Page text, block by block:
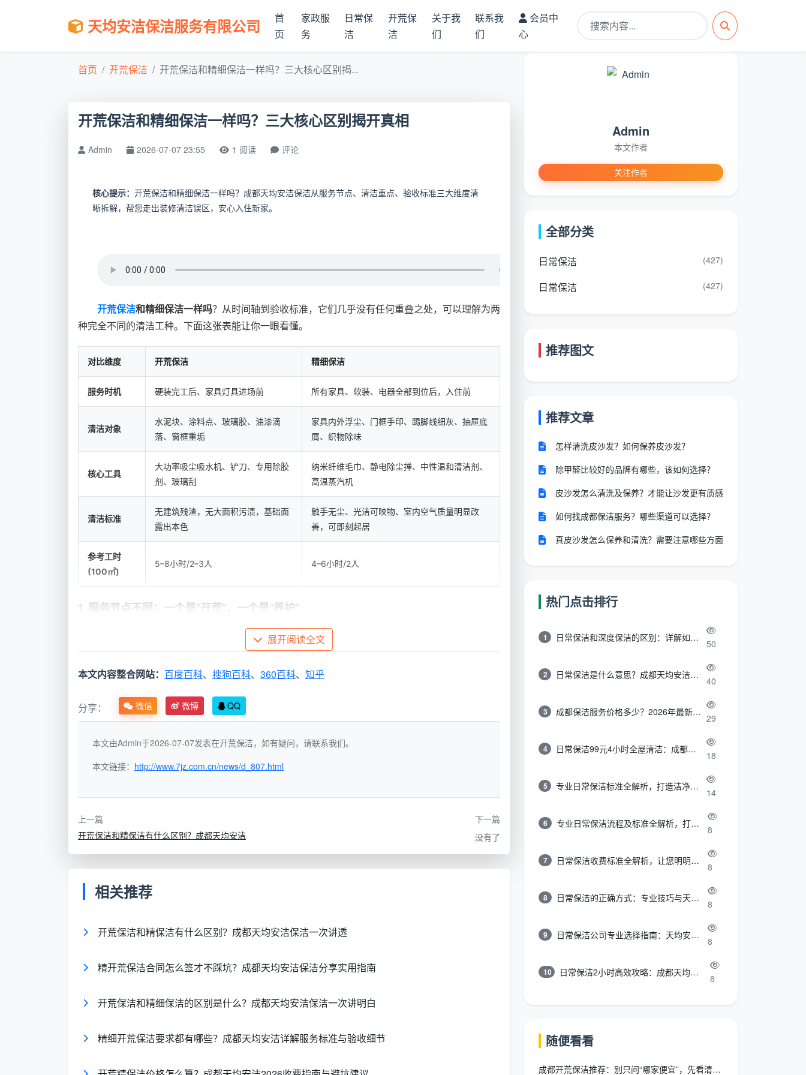
天均安洁保洁服务有限公司
首
页
家政服
务
日常保
洁
开荒保
洁
关于我
们
联系我
们
会员中
心
首页 开荒保洁 开荒保洁和精细保洁一样吗？三大核心区别揭...
开荒保洁和精细保洁一样吗？三大核心区别揭开真相
Admin 2026-07-07 23:55 1 阅读 评论
核心提示： 开荒保洁和精细保洁一样吗？成都天均安洁保洁从服务节点、清洁重点、验收标准三大维度清
晰拆解，帮您走出装修清洁误区，安心入住新家。
开荒保洁和精细保洁一样吗？从时间轴到验收标准，它们几乎没有任何重叠之处，可以理解为两
种完全不同的清洁工种。下面这张表能让你一眼看懂。
对比维度 开荒保洁 精细保洁
服务时机 硬装完工后、家具灯具进场前 所有家具、软装、电器全部到位后，入住前
清洁对象
水泥块、涂料点、玻璃胶、油漆滴
落、窗框重垢
家具内外浮尘、门框手印、踢脚线细灰、抽屉底
屑、织物除味
核心工具
大功率吸尘吸水机、铲刀、专用除胶
剂、玻璃刮
纳米纤维毛巾、静电除尘掸、中性温和清洁剂、
高温蒸汽机
清洁标准
无建筑残渣，无大面积污渍，基础面
露出本色
触手无尘、光洁可映物、室内空气质量明显改
善，可即刻起居
参考工时
(100㎡)
5–8小时/2–3人 4–6小时/2人
1. 服务节点不同：一个是“开荒”，一个是“养护”
开荒保洁发生在硬装结束后的“真空期”，它要铲除的是装修遗留的固态附着物；精细保洁则在所
有物品入位之后入场，处理的是日常生活级的可移动灰尘。如果把开荒比作房子的“清创手术”，那精
开荒保洁的难点在于除胶、除漆、除水泥。这些顽垢如果只用普通抹布反复擦拭，不但擦不掉，
内部的铰链积尘、窗帘杆顶端的浮灰，这些地方仅靠自己做卫生很难彻底触及。
开荒保洁验收时，基本标准是窗框槽内无水泥沙粒、地面无大片漆点、玻璃无遮挡胶痕。而精细
保洁的验收更像是“拎包入住”的终检：戴上白手套抚摸踢脚线上缘、抽出抽屉用手电查看槽缝、对着
光侧看玻璃是否有擦拭水痕。成都天均安洁保洁在进行精细保洁时，会提供明细验收清单，和业主逐
为什么新房必须先后经历开荒与精细保洁？
留着一个重要“时间窗”——家具进场和软装布置。这个阶段会产生大量新的灰尘和包装碎屑，而且搬
如果跳过开荒保洁，直接用精细保洁来清理装修残留，细腻的毛巾和中性清洁剂根本对付不了水
细灰和织物毛絮，室内空气也容易带有装修材料的滞存气味，对呼吸敏感人群很不友好。
窗帘就位后，再进行一次全面精细保洁，这样的流程最省心也最省钱。
展开阅读全文
本文内容整合网站： 百度百科、 搜狗百科、 360百科、 知乎
分享： 微信 微博 QQ
本文由Admin于2026-07-07发表在开荒保洁，如有疑问，请联系我们。
本文链接： http://www.7jz.com.cn/news/d_807.html
上一篇
开荒保洁和精保洁有什么区别？成都天均安洁
下一篇
没有了
相关推荐
开荒保洁和精保洁有什么区别？成都天均安洁保洁一次讲透
精开荒保洁合同怎么签才不踩坑？成都天均安洁保洁分享实用指南
开荒保洁和精细保洁的区别是什么？成都天均安洁保洁一次讲明白
精细开荒保洁要求都有哪些？成都天均安洁详解服务标准与验收细节
Admin
本文作者
关注作者
全部分类
日常保洁 (427)
日常保洁 (427)
推荐图文
推荐文章
怎样清洗皮沙发？如何保养皮沙发？
除甲醛比较好的品牌有哪些，该如何选择？
皮沙发怎么清洗及保养？才能让沙发更有质感
如何找成都保洁服务？哪些渠道可以选择？
真皮沙发怎么保养和清洗？需要注意哪些方面
热门点击排行
1 日常保洁和深度保洁的区别：详解如何选择最适合的清洁服务
50
2 日常保洁是什么意思？成都天均安洁带你快速区分“日常vs深度vs开荒”
40
3 成都保洁服务价格多少？2026年最新报价表来了，这一篇看透所有费用
29
4 日常保洁99元4小时全屋清洁：成都天均安洁保洁超值服务全解析
18
5 专业日常保洁标准全解析，打造洁净舒适生活空间
14
6 专业日常保洁流程及标准全解析，打造洁净舒适环境
8
7 日常保洁收费标准全解析，让您明明白白消费
8
8 日常保洁的正确方式：专业技巧与天均安洁保洁服务全解析
8
9 日常保洁公司专业选择指南：天均安洁保洁服务全解析
8
10 日常保洁2小时高效攻略：成都天均安洁保洁专业时间管理方案
8
随便看看
成都开荒保洁推荐：别只问“哪家便宜”，先看清“谁家透明”再决